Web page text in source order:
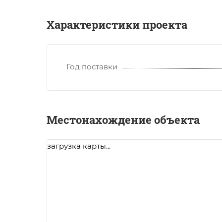
Характеристики проекта
Год поставки
Местонахождение объекта
загрузка карты...